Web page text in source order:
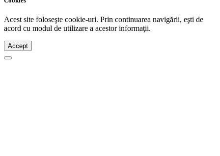
Acest site foloseşte cookie-uri. Prin continuarea navigării, eşti de
acord cu modul de utilizare a acestor informaţii.
Accept